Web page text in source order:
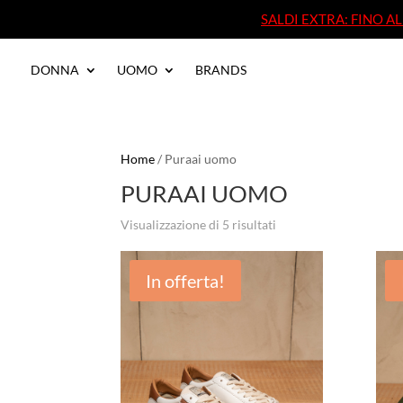
SALDI EXTRA: FINO
SALDI EXTRA: FINO
DONNA UOMO BRANDS
DONNA UOMO BRANDS
Home/ Puraai uomo
PURAAI UOMO
Visualizzazione di 5 risultati
In offerta!